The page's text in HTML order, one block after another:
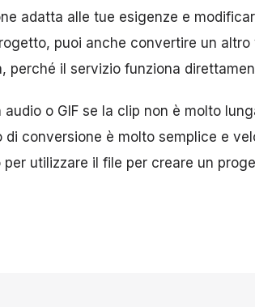
adatta alle tue esigenze e
puoi anche convertire un altro
perché il servizio funziona
o GIF se la clip non è molto
conversione è molto semplice e
utilizzare il file per creare un